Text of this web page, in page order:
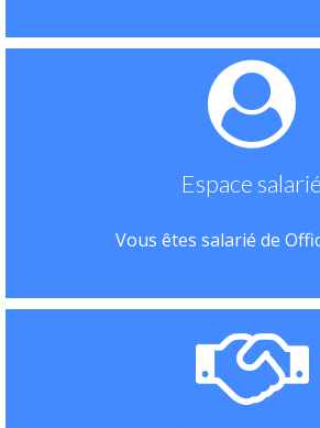
Espace salarié
Vous êtes salarié de